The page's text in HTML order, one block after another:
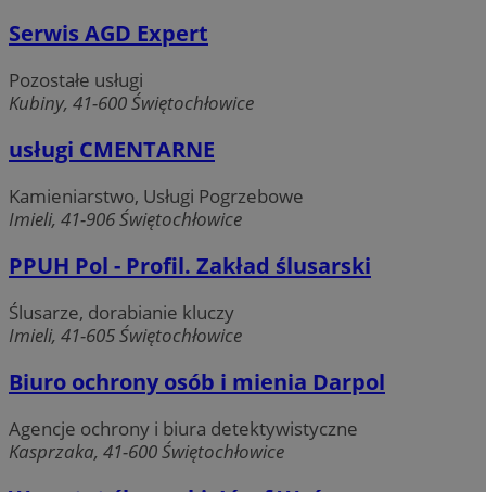
Serwis AGD Expert
Pozostałe usługi
Kubiny, 41-600 Świętochłowice
usługi CMENTARNE
Kamieniarstwo, Usługi Pogrzebowe
Imieli, 41-906 Świętochłowice
PPUH Pol - Profil. Zakład ślusarski
Ślusarze, dorabianie kluczy
Imieli, 41-605 Świętochłowice
Biuro ochrony osób i mienia Darpol
Agencje ochrony i biura detektywistyczne
Kasprzaka, 41-600 Świętochłowice